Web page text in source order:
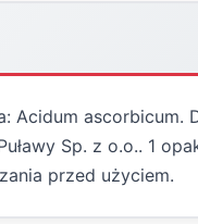
Acidum ascorbicum.
Sp. z o.o.. 1
przed użyciem.